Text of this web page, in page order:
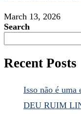
March 13, 2026
Search
Recent Posts
Isso não é uma
DEU RUIM